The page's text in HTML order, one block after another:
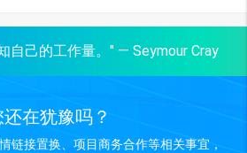
自己的工作量。" — Seymour Cray
还在犹豫吗？
链接置换、项目商务合作等相关事宜，